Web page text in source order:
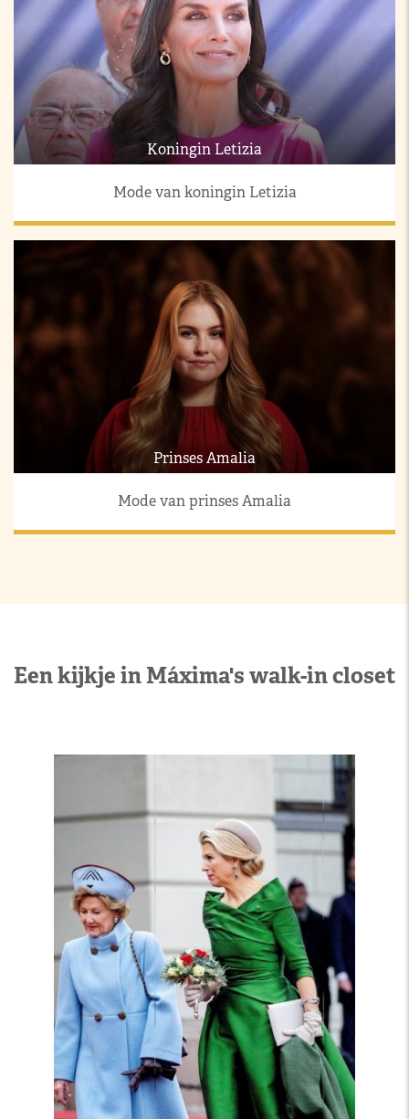
Koningin Letizia
Mode van koningin Letizia
Prinses Amalia
Mode van prinses Amalia
Een kijkje in Máxima's walk-in closet